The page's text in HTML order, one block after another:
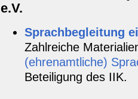
e.V.
Sprachbegleitung
Zahlreiche
(ehrenamtliche)
Beteiligung des IIK.